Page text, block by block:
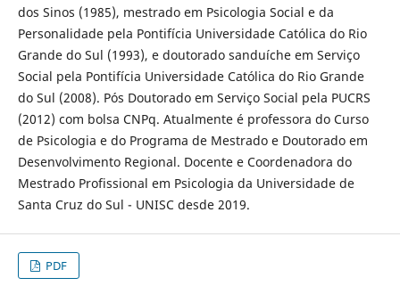
dos Sinos (1985), mestrado em Psicologia Social e da
Personalidade pela Pontifícia Universidade Católica do Rio
Grande do Sul (1993), e doutorado sanduíche em Serviço
Social pela Pontifícia Universidade Católica do Rio Grande
do Sul (2008). Pós Doutorado em Serviço Social pela PUCRS
(2012) com bolsa CNPq. Atualmente é professora do Curso
de Psicologia e do Programa de Mestrado e Doutorado em
Desenvolvimento Regional. Docente e Coordenadora do
Mestrado Profissional em Psicologia da Universidade de
Santa Cruz do Sul - UNISC desde 2019.
PDF